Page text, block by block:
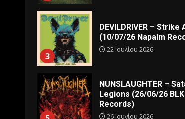
3
DEVILDRIVER – Strike
(10/07/26 Napalm
22 Ιουλίου 2026
NUNSLAUGHTER –
Legions (26/06/26
Records)
26 Ιουνίου 2026